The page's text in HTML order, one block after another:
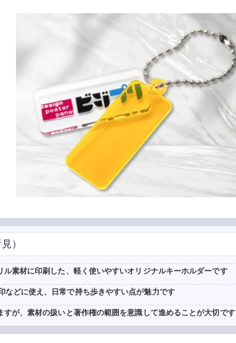
）
ル素材に印刷した、軽く使いやすいオリジナルキーホルダーです
などに使え、日常で持ち歩きやすい点が魅力です
すが、素材の扱いと著作権の範囲を意識して進めることが大切です